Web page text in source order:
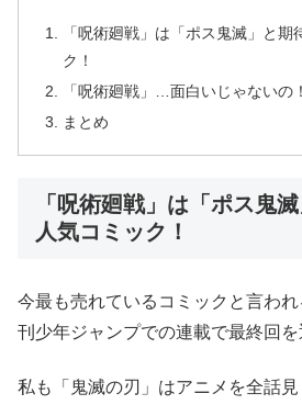
「呪術廻戦」は「ポス鬼滅」と期
ク！
「呪術廻戦」…面白いじゃないの！
まとめ
「呪術廻戦」は「ポス鬼
人気コミック！
今最も売れているコミックと言わ
刊少年ジャンプでの連載で最終回を
私も「鬼滅の刃」はアニメを全話見